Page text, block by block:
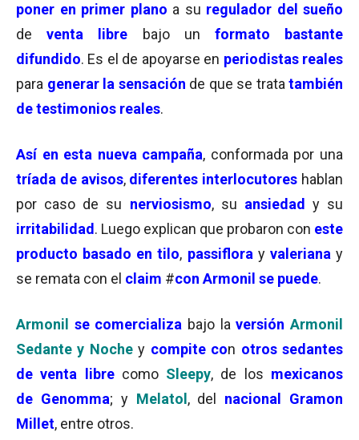
poner en primer plano a su regulador del sueño
deventa libre bajo un formato bastante
difundido. Es el de apoyarse en periodistas reales
para generar la sensación de que se trata también
de testimonios reales.
Así en esta nueva campaña, conformada por una
tríada de avisos, diferentes interlocutores hablan
por caso de su nerviosismo, su ansiedad
y su
irritabilidad . Luego explican que probaron con este
producto basado en tilo, passiflora y valeriana y
se remata con el claim #con Armonil se puede.
Armonil se comercializa bajo laversión Armonil
Sedante y Nochey compite con otros sedantes
de venta librecomo Sleepy, de los mexicanos
de Genomma; y Melatol , del nacional Gramon
Millet, entre otros.